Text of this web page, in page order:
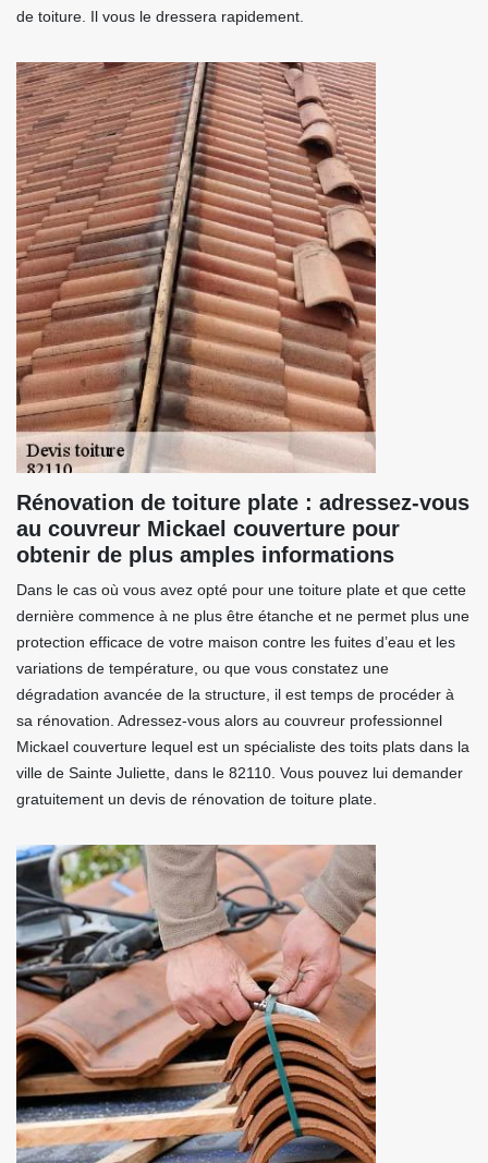
de toiture. Il vous le dressera rapidement.
Rénovation de toiture plate : adressez-vous
au couvreur Mickael couverture pour
obtenir de plus amples informations
Dans le cas où vous avez opté pour une toiture plate et que cette
dernière commence à ne plus être étanche et ne permet plus une
protection efficace de votre maison contre les fuites d’eau et les
variations de température, ou que vous constatez une
dégradation avancée de la structure, il est temps de procéder à
sa rénovation. Adressez-vous alors au couvreur professionnel
Mickael couverture lequel est un spécialiste des toits plats dans la
ville de Sainte Juliette, dans le 82110. Vous pouvez lui demander
gratuitement un devis de rénovation de toiture plate.